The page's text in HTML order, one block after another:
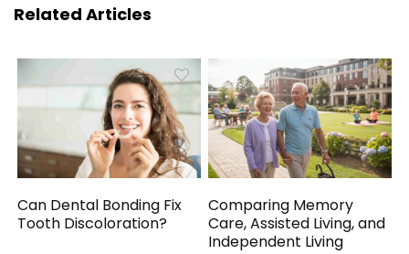
Related Articles
Can Dental Bonding Fix
Tooth Discoloration?
Comparing Memory
Care, Assisted Living, and
Independent Living